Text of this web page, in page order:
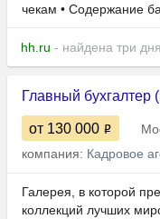
чекам • Содержание
hh.ru - найдена три
Главный бухгалтер
от 130 000
компания: Кадровое
Галерея, в которой
коллекций лучших